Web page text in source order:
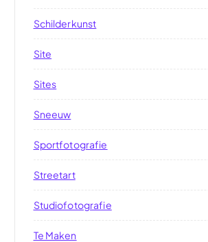
Schilderkunst
Site
Sites
Sneeuw
Sportfotografie
Streetart
Studiofotografie
Te Maken